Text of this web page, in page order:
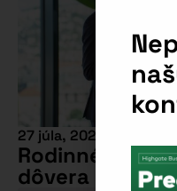
27 júla, 2026
Rodinné
dôvera a